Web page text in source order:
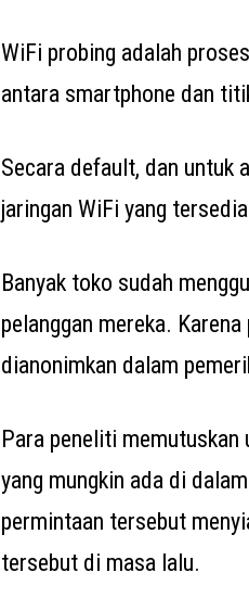
WiFi probing adalah
antara smartphone dan
Secara default, dan untuk
jaringan WiFi yang
Banyak toko sudah
pelanggan mereka.
dianonimkan dalam
Para peneliti
yang mungkin ada di
permintaan tersebut
tersebut di masa lalu.